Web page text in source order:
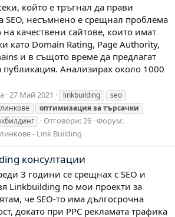
който е тръгнал да прави
SEO, несъмнено е срещнал проблема
качествени сайтове, които имат
като Domain Rating, Page Authority,
и в същото време да предлагат
публикация. Анализирах около 1000
27 Май 2021 linkbuilding
seo
оптимизациязатърсачки
Отговори: 26 Форум:
- Link Building
консултации
3 години се срещнах с SEO и
Linkbuilding по мои проекти за
че SEO-то има дългосрочна
докато при PPC рекламата трафика